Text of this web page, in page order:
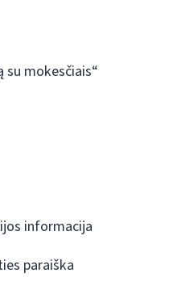
su mokesčiais“
informacija
paraiška